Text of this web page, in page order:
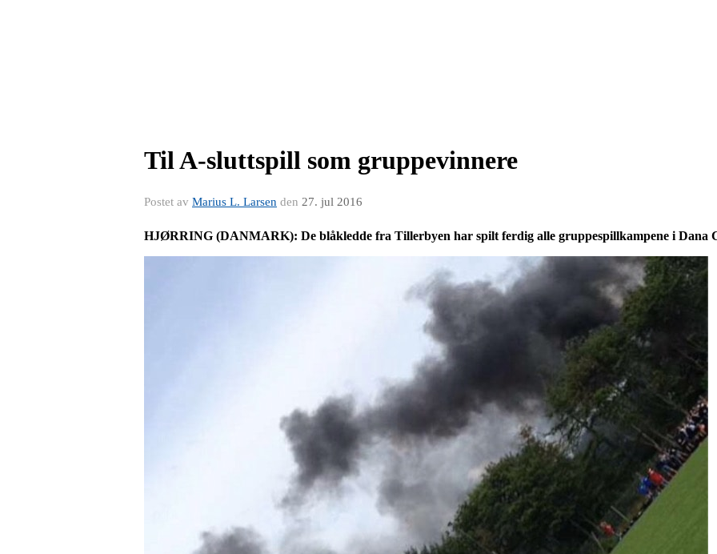
Til A-sluttspill som gruppevinnere
Postet av Marius L. Larsen den 27. jul 2016
HJØRRING (DANMARK): De blåkledde fra Tillerbyen har spilt ferdig alle gruppespillkampene i Dana